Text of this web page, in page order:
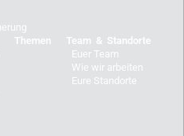
Themen
Team & Standorte
Euer Team
Wie wir arbeiten
Eure Standorte